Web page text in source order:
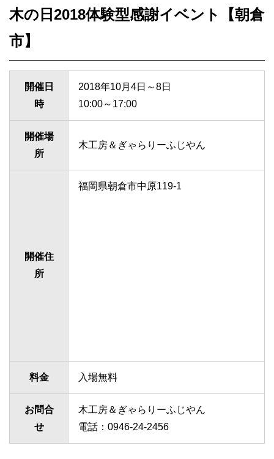
木の日2018体験型感謝イベント【朝倉
市】
開催日
時
2018年10月4日～8日
10:00～17:00
開催場
所
木工房＆ぎゃらりーふじやん
開催住
所
福岡県朝倉市中原119-1
料金 入場無料
お問合
せ
木工房＆ぎゃらりーふじやん
電話：0946-24-2456